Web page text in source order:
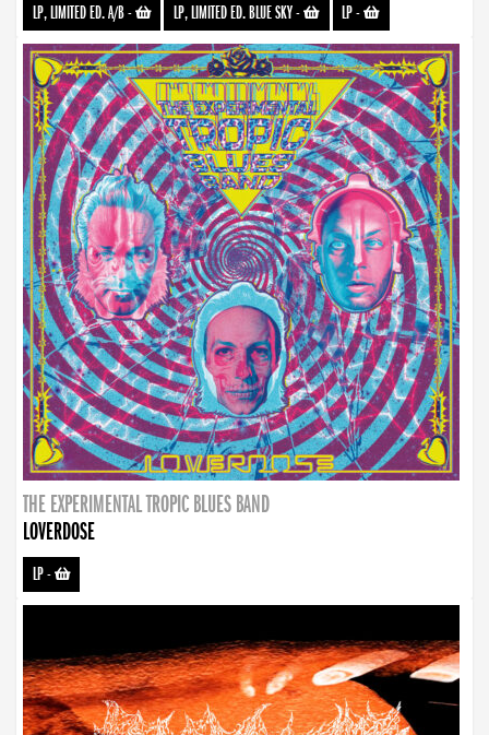
LP, LIMITED ED. A/B- LP, LIMITED ED. BLUE SKY- LP-
THE EXPERIMENTAL TROPIC BLUES BAND
LOVERDOSE
LP-